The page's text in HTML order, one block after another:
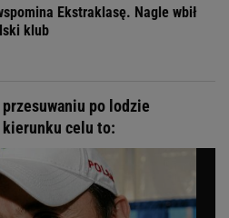
Ekstraklasę. Nagle wbił
klub
po lodzie
celu to: